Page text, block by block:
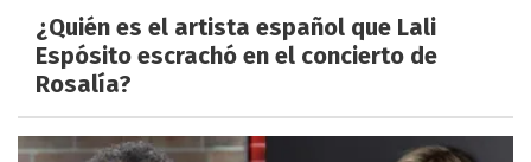
¿Quién es el artista español que Lali
Espósito escrachó en el concierto de
Rosalía?